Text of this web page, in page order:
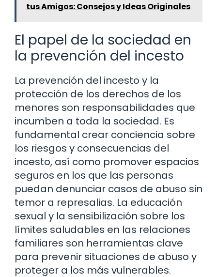
tus Amigos: Consejos y Ideas Originales
El papel de la sociedad en
la prevención del incesto
La prevención del incesto y la
protección de los derechos de los
menores son responsabilidades que
incumben a toda la sociedad. Es
fundamental crear conciencia sobre
los riesgos y consecuencias del
incesto, así como promover espacios
seguros en los que las personas
puedan denunciar casos de abuso sin
temor a represalias. La educación
sexual y la sensibilización sobre los
límites saludables en las relaciones
familiares son herramientas clave
para prevenir situaciones de abuso y
proteger a los más vulnerables.